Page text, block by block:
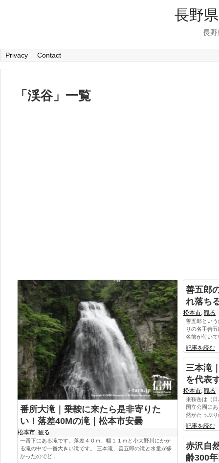
長野
長
Privacy Contact
「 渓谷」 一覧
番所大滝｜乗鞍に来たら是非寄りた
い！落差40Mの滝｜松本市安曇
松本市, 観る
一番下にある滝です。落差４０ｍ、幅１１ｍと小大野川にかか
る滝の中で一番大きい滝です。 三本滝、善五郎の滝と水量が多
かったのでど...
善五郎
れ落ち
松本市 観る
善五郎とい
りの名手善
名前が付い
記事を読む
三本滝
を代表
松本市 観る
乗鞍岳は（
国立公園に
然がたっぷ
記事を読む
赤沢自
齢300